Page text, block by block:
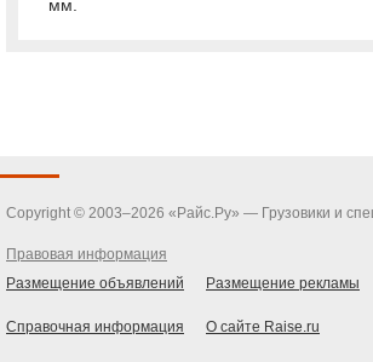
мм.
Copyright © 2003–2026 «Райс.Ру» — Грузовики и
Правовая информация
Размещение объявлений
Размещение рекламы
Справочная информация О сайте Raise.ru